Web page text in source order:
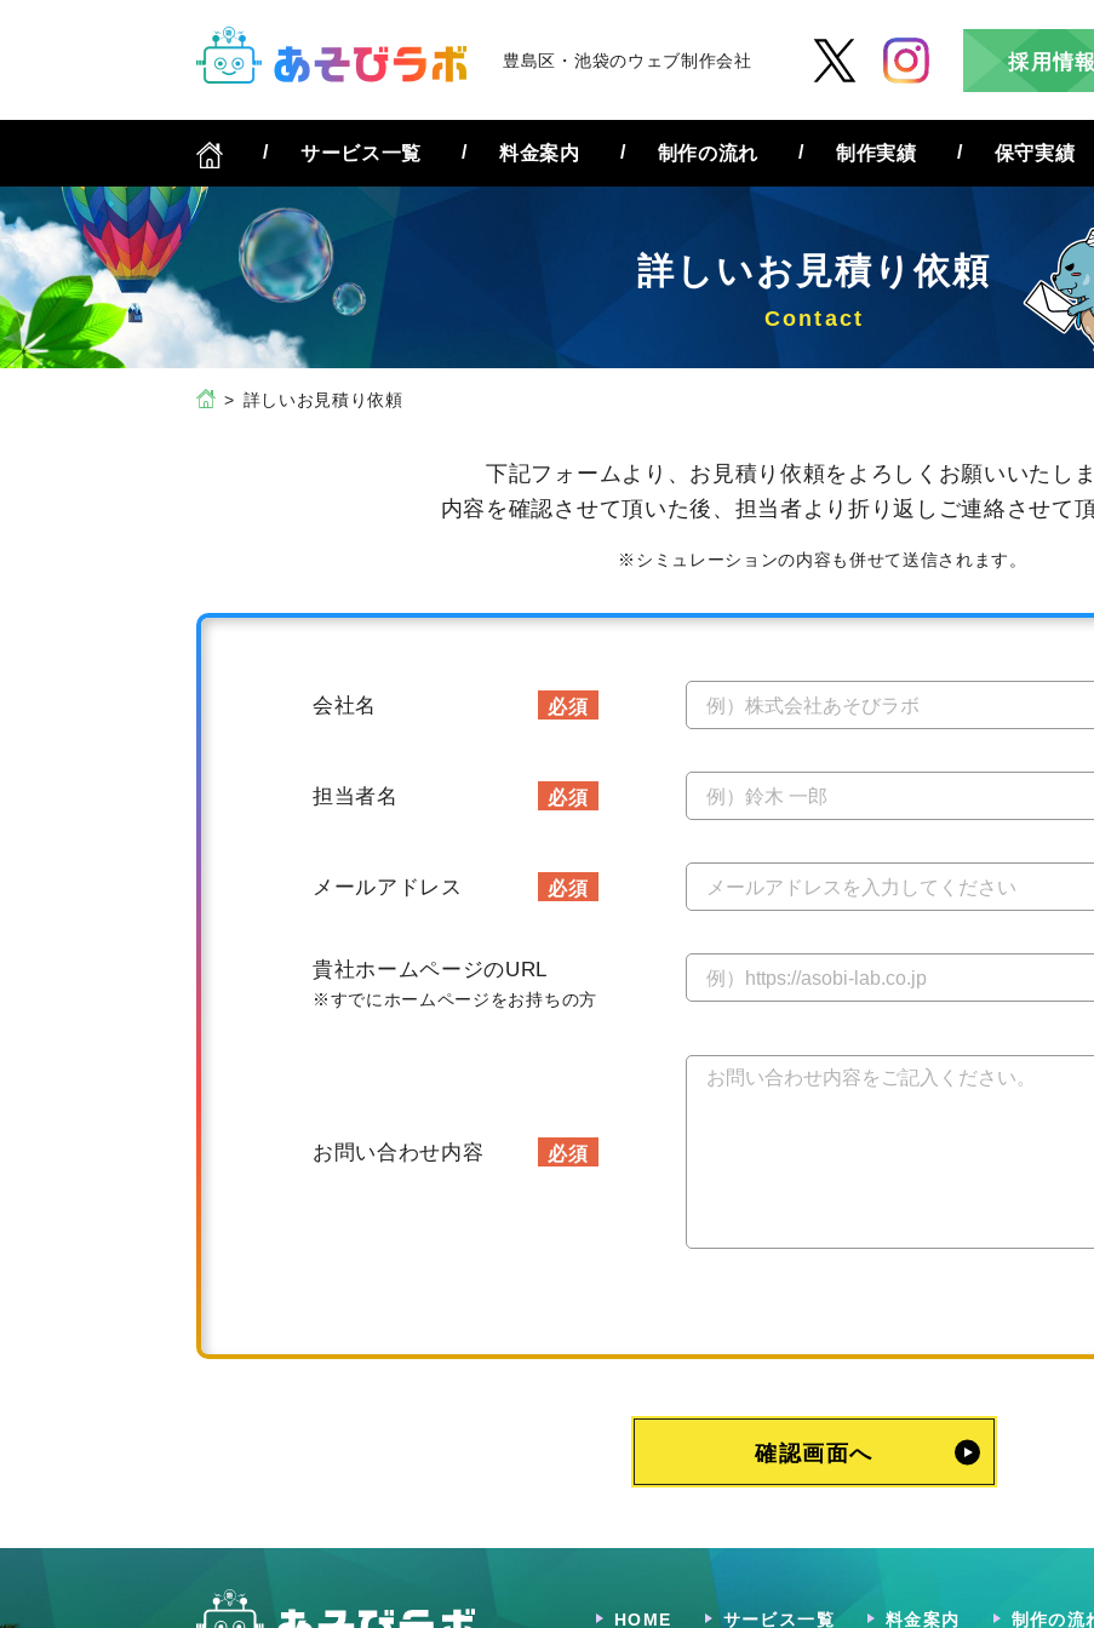
豊島区・池袋のウェブ制作会社 採用情報
サービス一覧 料金案内 制作の流れ 制作実績 保守実績
詳しいお見積り依頼
詳しいお見積り依頼
下記フォームより、お見積り依頼をよろしくお願いいたしま
内容を確認させて頂いた後、担当者より折り返しご連絡させて頂
シミュレーションの内容も併せて送信されます。
会社名
担当者名
メールアドレス
貴社ホームページのURL
※すでにホームページをお持ちの方
お問い合わせ内容
確認画面へ
HOME サービス一覧 料金案内 制作の流